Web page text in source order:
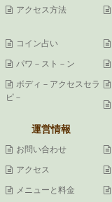
アクセス方法
コイン占い
パワ－スト－ン
ボディ－アクセスセラ
ピ－
運営情報
お問い合わせ
アクセス
メニューと料金